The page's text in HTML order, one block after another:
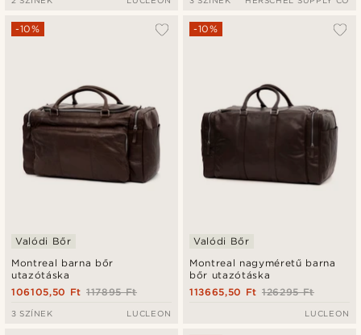
Montreal barna bőr
utazótáska
-10%
Valódi Bőr
117895 Ft
106105,50 Ft
3 SZÍNEK LUCLEON
Montreal nagyméretű barna
bőr utazótáska
-10%
Valódi Bőr
126295 Ft
113665,50 Ft
LUCLEON